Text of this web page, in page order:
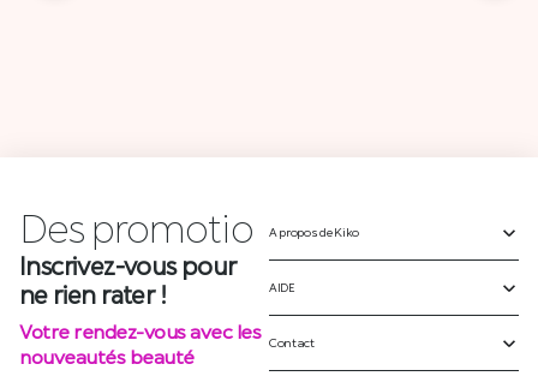
promotion
Inscrivez-vous pour
ne rien rater !
Votre rendez-vous avec les
nouveautés beauté
AIDE
Contact